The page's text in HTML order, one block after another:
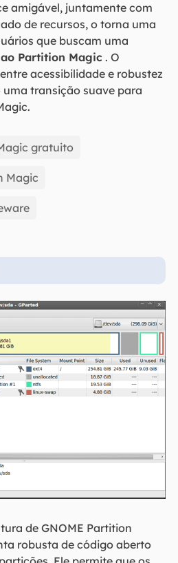
amigável, juntamente com
de recursos, o torna uma
que buscam uma
Partition Magic. O
acessibilidade e robustez
transição suave para
gratuito
Magic
de GNOME Partition
robusta de código aberto